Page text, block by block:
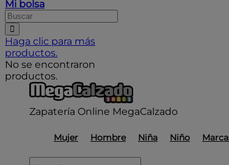
Mi bolsa
Haga clic para más
productos.
No se encontraron
productos.
Zapatería Online MegaCalzado
Mujer Hombre Niña Niño